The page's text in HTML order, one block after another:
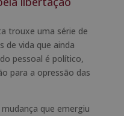
trouxe uma série de
de vida que ainda
pessoal é político,
para a opressão das
que emergiu